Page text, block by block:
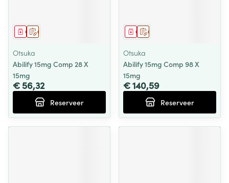
Op voorschrift
Geneesmiddel
Otsuka
Abilify 15mg Comp 28 X
15mg
€ 56,32
Reserveer
Op voorschrift
Geneesmiddel
Otsuka
Abilify 15mg Comp 98 X
15mg
€ 140,59
Reserveer